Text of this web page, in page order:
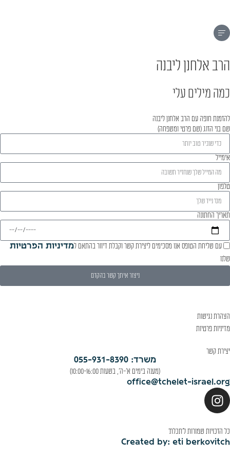
הרב אלחנן ליבנה
כמה מילים עלי
להזמנת חופה עם הרב אלחנן ליבנה
שם בני הזוג (שם פרטי ומשפחה)
אימייל
טלפון
תאריך החתונה
עם שליחת הטופס אנו מסכימים ליצירת קשר וקבלת דיוור בהתאם למדיניות הפרטיות
שלנו
ניצור איתך קשר בהקדם
הצהרת נגישות
מדיניות פרטיות
יצירת קשר
משרד: 055-931-8390
(מענה בימים א'-ה', בשעות 10:00-16:00)
office@tchelet-israel.org
כל הזכויות שמורות ל׳תכלת׳
Created by: eti berkovitch